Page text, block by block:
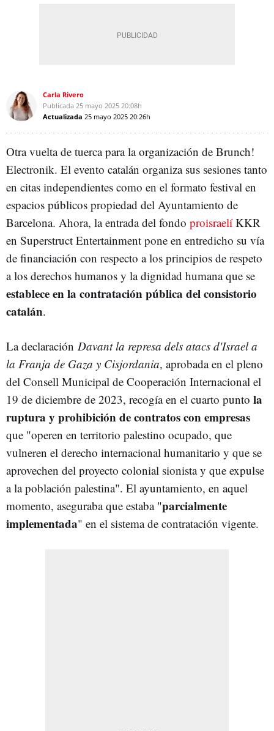
Carla Rivero
Publicada 25 mayo 2025 20:08h
Actualizada 25 mayo 2025 20:26h
Otra vuelta de tuerca para la organización de Brunch!
Electronik. El evento catalán organiza sus sesiones tanto
en citas independientes como en el formato festival en
espacios públicos propiedad del Ayuntamiento de
Barcelona. Ahora, la entrada del fondo proisraelíKKR
en Superstruct Entertainment pone en entredicho su vía
de financiación con respecto a los principios de respeto
a los derechos humanos y la dignidad humana que se
establece en la contratación pública del consistorio
catalán.
La declaración Davant la represa dels atacs d'Israel a
la Franja de Gaza y Cisjordania, aprobada en el pleno
del Consell Municipal de Cooperación Internacional el
19 de diciembre de 2023, recogía en el cuarto punto la
ruptura y prohibición de contratos con empresas
que "operen en territorio palestino ocupado, que
vulneren el derecho internacional humanitario y que se
aprovechen del proyecto colonial sionista y que expulse
a la población palestina". El ayuntamiento, en aquel
momento, aseguraba que estaba "parcialmente
implementada" en el sistema de contratación vigente.